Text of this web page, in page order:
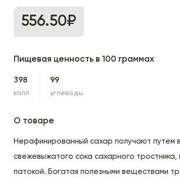
556.50₽
Пищевая ценность в 100 граммах
398
калл
99
углеводы
О товаре
Нерафинированный сахар получают путем
свежевыжатого сока сахарного
патокой. Богатая полезными веществами